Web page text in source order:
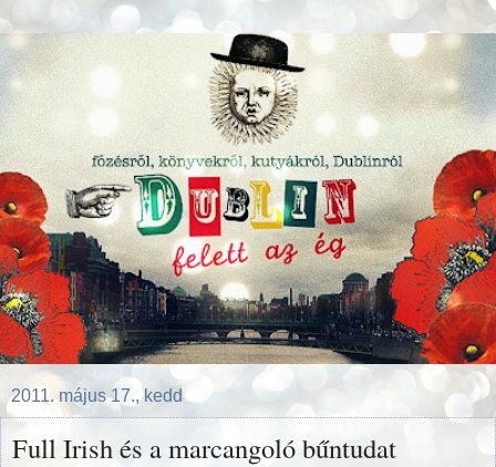
2011. május 17., kedd
Full Irish és a marcangoló bűntudat